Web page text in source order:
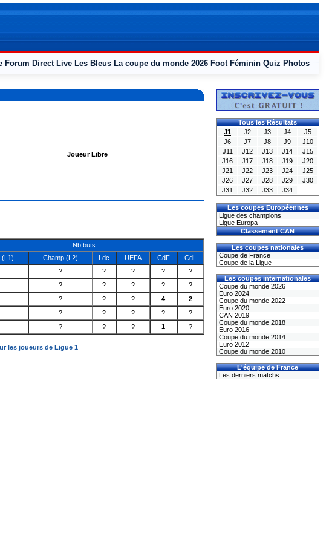
Forum Direct Live Les Bleus La coupe du monde 2026 Foot Féminin Quiz Photos
Joueur Libre
Nb buts
(L1)
Champ (L2) Ldc UEFA CdF CdL
? ? ? ? ?
? ? ? ? ?
? ? ? 4 2
? ? ? ? ?
? ? ? 1 ?
les joueurs de Ligue 1
Tous les Résultats
J1
J2 J3 J4
J5
J6
J7 J8 J9
J10
J11
J12 J13 J14
J15
J16
J17 J18 J19
J20
J21
J22 J23 J24
J25
J26
J27 J28 J29
J30
J31
J32 J33 J34
Les coupes Européennes
Ligue des champions
Ligue Europa
Classement CAN
Les coupes nationales
Coupe de France
Coupe de la Ligue
Les coupes internationales
Coupe du monde 2026
Euro 2024
Coupe du monde 2022
Euro 2020
CAN 2019
Coupe du monde 2018
Euro 2016
Coupe du monde 2014
Euro 2012
Coupe du monde 2010
L'équipe de France
Les derniers matchs